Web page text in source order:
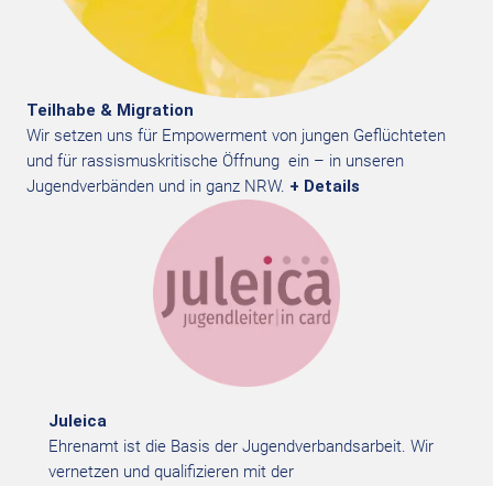
Teilhabe & Migration
Wir setzen uns für Empowerment von jungen Geflüchteten
und für rassismuskritische Öffnung ein – in unseren
Jugendverbänden und in ganz NRW. + Details
Juleica
Ehrenamt ist die Basis der Jugendverbandsarbeit. Wir
vernetzen und qualifizieren mit der